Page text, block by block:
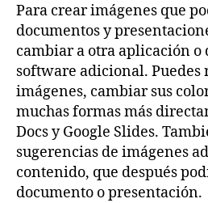
Para crear imágenes que
documentos y
cambiar a otra aplicación o
software adicional. Puedes
imágenes, cambiar sus
muchas formas más
Docs y Google Slides.
sugerencias de imágenes
contenido, que después
documento o presentación.